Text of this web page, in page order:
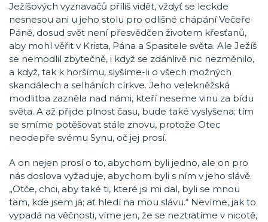
Ježíšových vyznavačů příliš vidět, vždyť se leckde
nesnesou ani u jeho stolu pro odlišné chápání Večeře
Páně, dosud svět není přesvědčen životem křesťanů,
aby mohl věřit v Krista, Pána a Spasitele světa. Ale Ježíš
se nemodlil zbytečně, i když se zdánlivě nic nezměnilo,
a když, tak k horšímu, slyšíme-li o všech možných
skandálech a selháních církve. Jeho velekněžská
modlitba zazněla nad námi, kteří neseme vinu za bídu
světa. A až přijde plnost času, bude také vyslyšena; tím
se smíme potěšovat stále znovu, protože Otec
neodepře svému Synu, oč jej prosí.
A on nejen prosí o to, abychom byli jedno, ale on pro
nás doslova vyžaduje, abychom byli s ním v jeho slávě.
„Otče, chci, aby také ti, které jsi mi dal, byli se mnou
tam, kde jsem já; ať hledí na mou slávu.“ Nevíme, jak to
vypadá na věčnosti, víme jen, že se neztratíme v nicotě,